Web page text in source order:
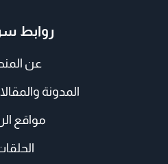
روابط
عن
المدونة
مواقع